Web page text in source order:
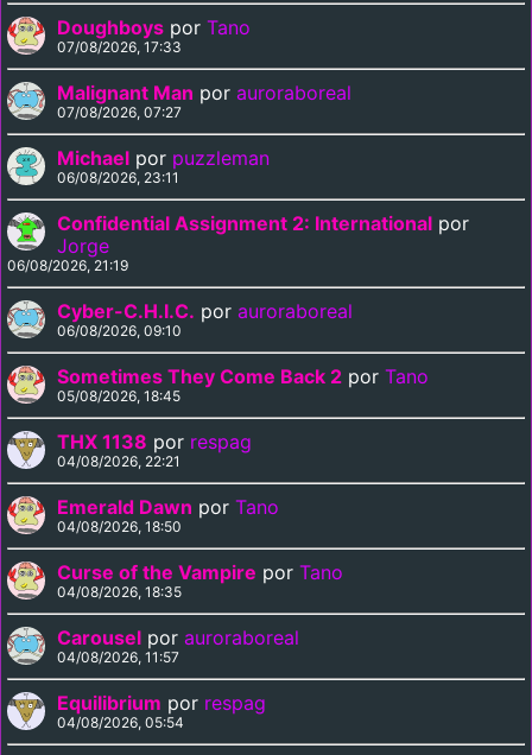
Doughboys por Tano
07/08/2026, 17:33
Malignant Man por auroraboreal
07/08/2026, 07:27
Michael por puzzleman
06/08/2026, 23:11
Confidential Assignment 2: International por
Jorge
06/08/2026, 21:19
Cyber-C.H.I.C. por auroraboreal
06/08/2026, 09:10
Sometimes They Come Back 2 por Tano
05/08/2026, 18:45
THX 1138 por respag
04/08/2026, 22:21
Emerald Dawn por Tano
04/08/2026, 18:50
Curse of the Vampire por Tano
04/08/2026, 18:35
Carousel por auroraboreal
04/08/2026, 11:57
Equilibrium por respag
04/08/2026, 05:54